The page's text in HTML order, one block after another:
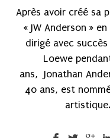
Après avoir créé sa
« JW Anderson »
dirigé avec
Loewe
ans, Jonathan
40 ans, est